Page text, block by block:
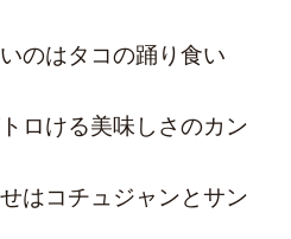
のはタコの踊り食い
ロける美味しさのカン
はコチュジャンとサン